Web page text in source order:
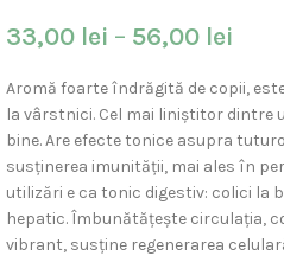
33,00 lei – 56,00 lei
Aromă foarte îndrăgită de copii,
la vârstnici. Cel mai liniștitor dintre
bine. Are efecte tonice asupra
susținerea imunității, mai ales în
utilizări e ca tonic digestiv: colici la
hepatic. Îmbunătățește circulația,
vibrant, susține regenerarea